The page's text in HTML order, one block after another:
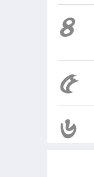
৪
৫
৬